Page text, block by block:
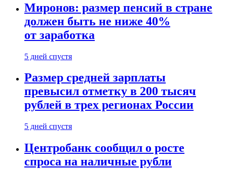
Миронов: размер пенсий в стране
должен быть не ниже 40%
от заработка
5 дней спустя
Размер средней зарплаты
превысил отметку в 200 тысяч
рублей в трех регионах России
5 дней спустя
Центробанк сообщил о росте
спроса на наличные рубли